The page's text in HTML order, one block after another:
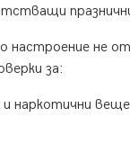
не
за:
и наркотични